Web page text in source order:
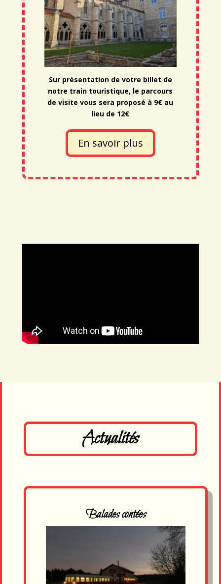
Sur présentation de votre billet de
notre train touristique, le parcours
de visite vous sera proposé à 9€ au
lieu de 12€
En savoir plus
Actualités
Balades contées